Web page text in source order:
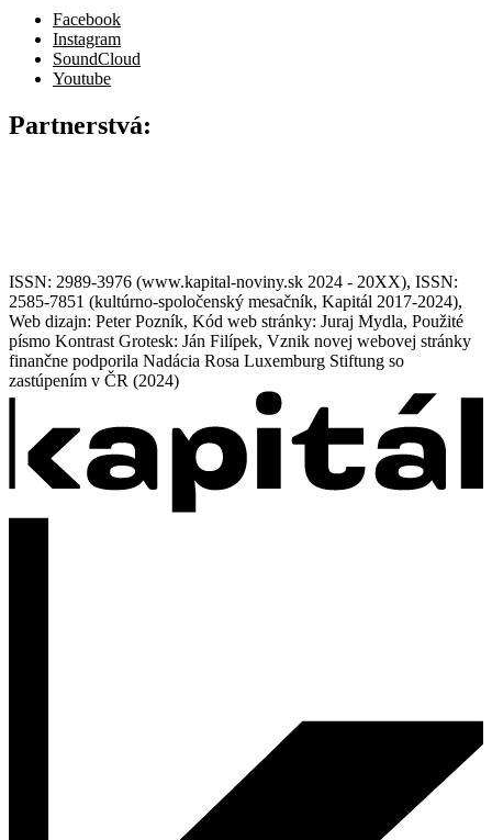
Facebook
Instagram
SoundCloud
Youtube
Partnerstvá:
ISSN: 2989-3976 (www.kapital-noviny.sk 2024 - 20XX), ISSN:
2585-7851 (kultúrno-spoločenský mesačník, Kapitál 2017-2024),
Web dizajn: Peter Pozník, Kód web stránky: Juraj Mydla, Použité
písmo Kontrast Grotesk: Ján Filípek, Vznik novej webovej stránky
finančne podporila Nadácia Rosa Luxemburg Stiftung so
zastúpením v ČR (2024)